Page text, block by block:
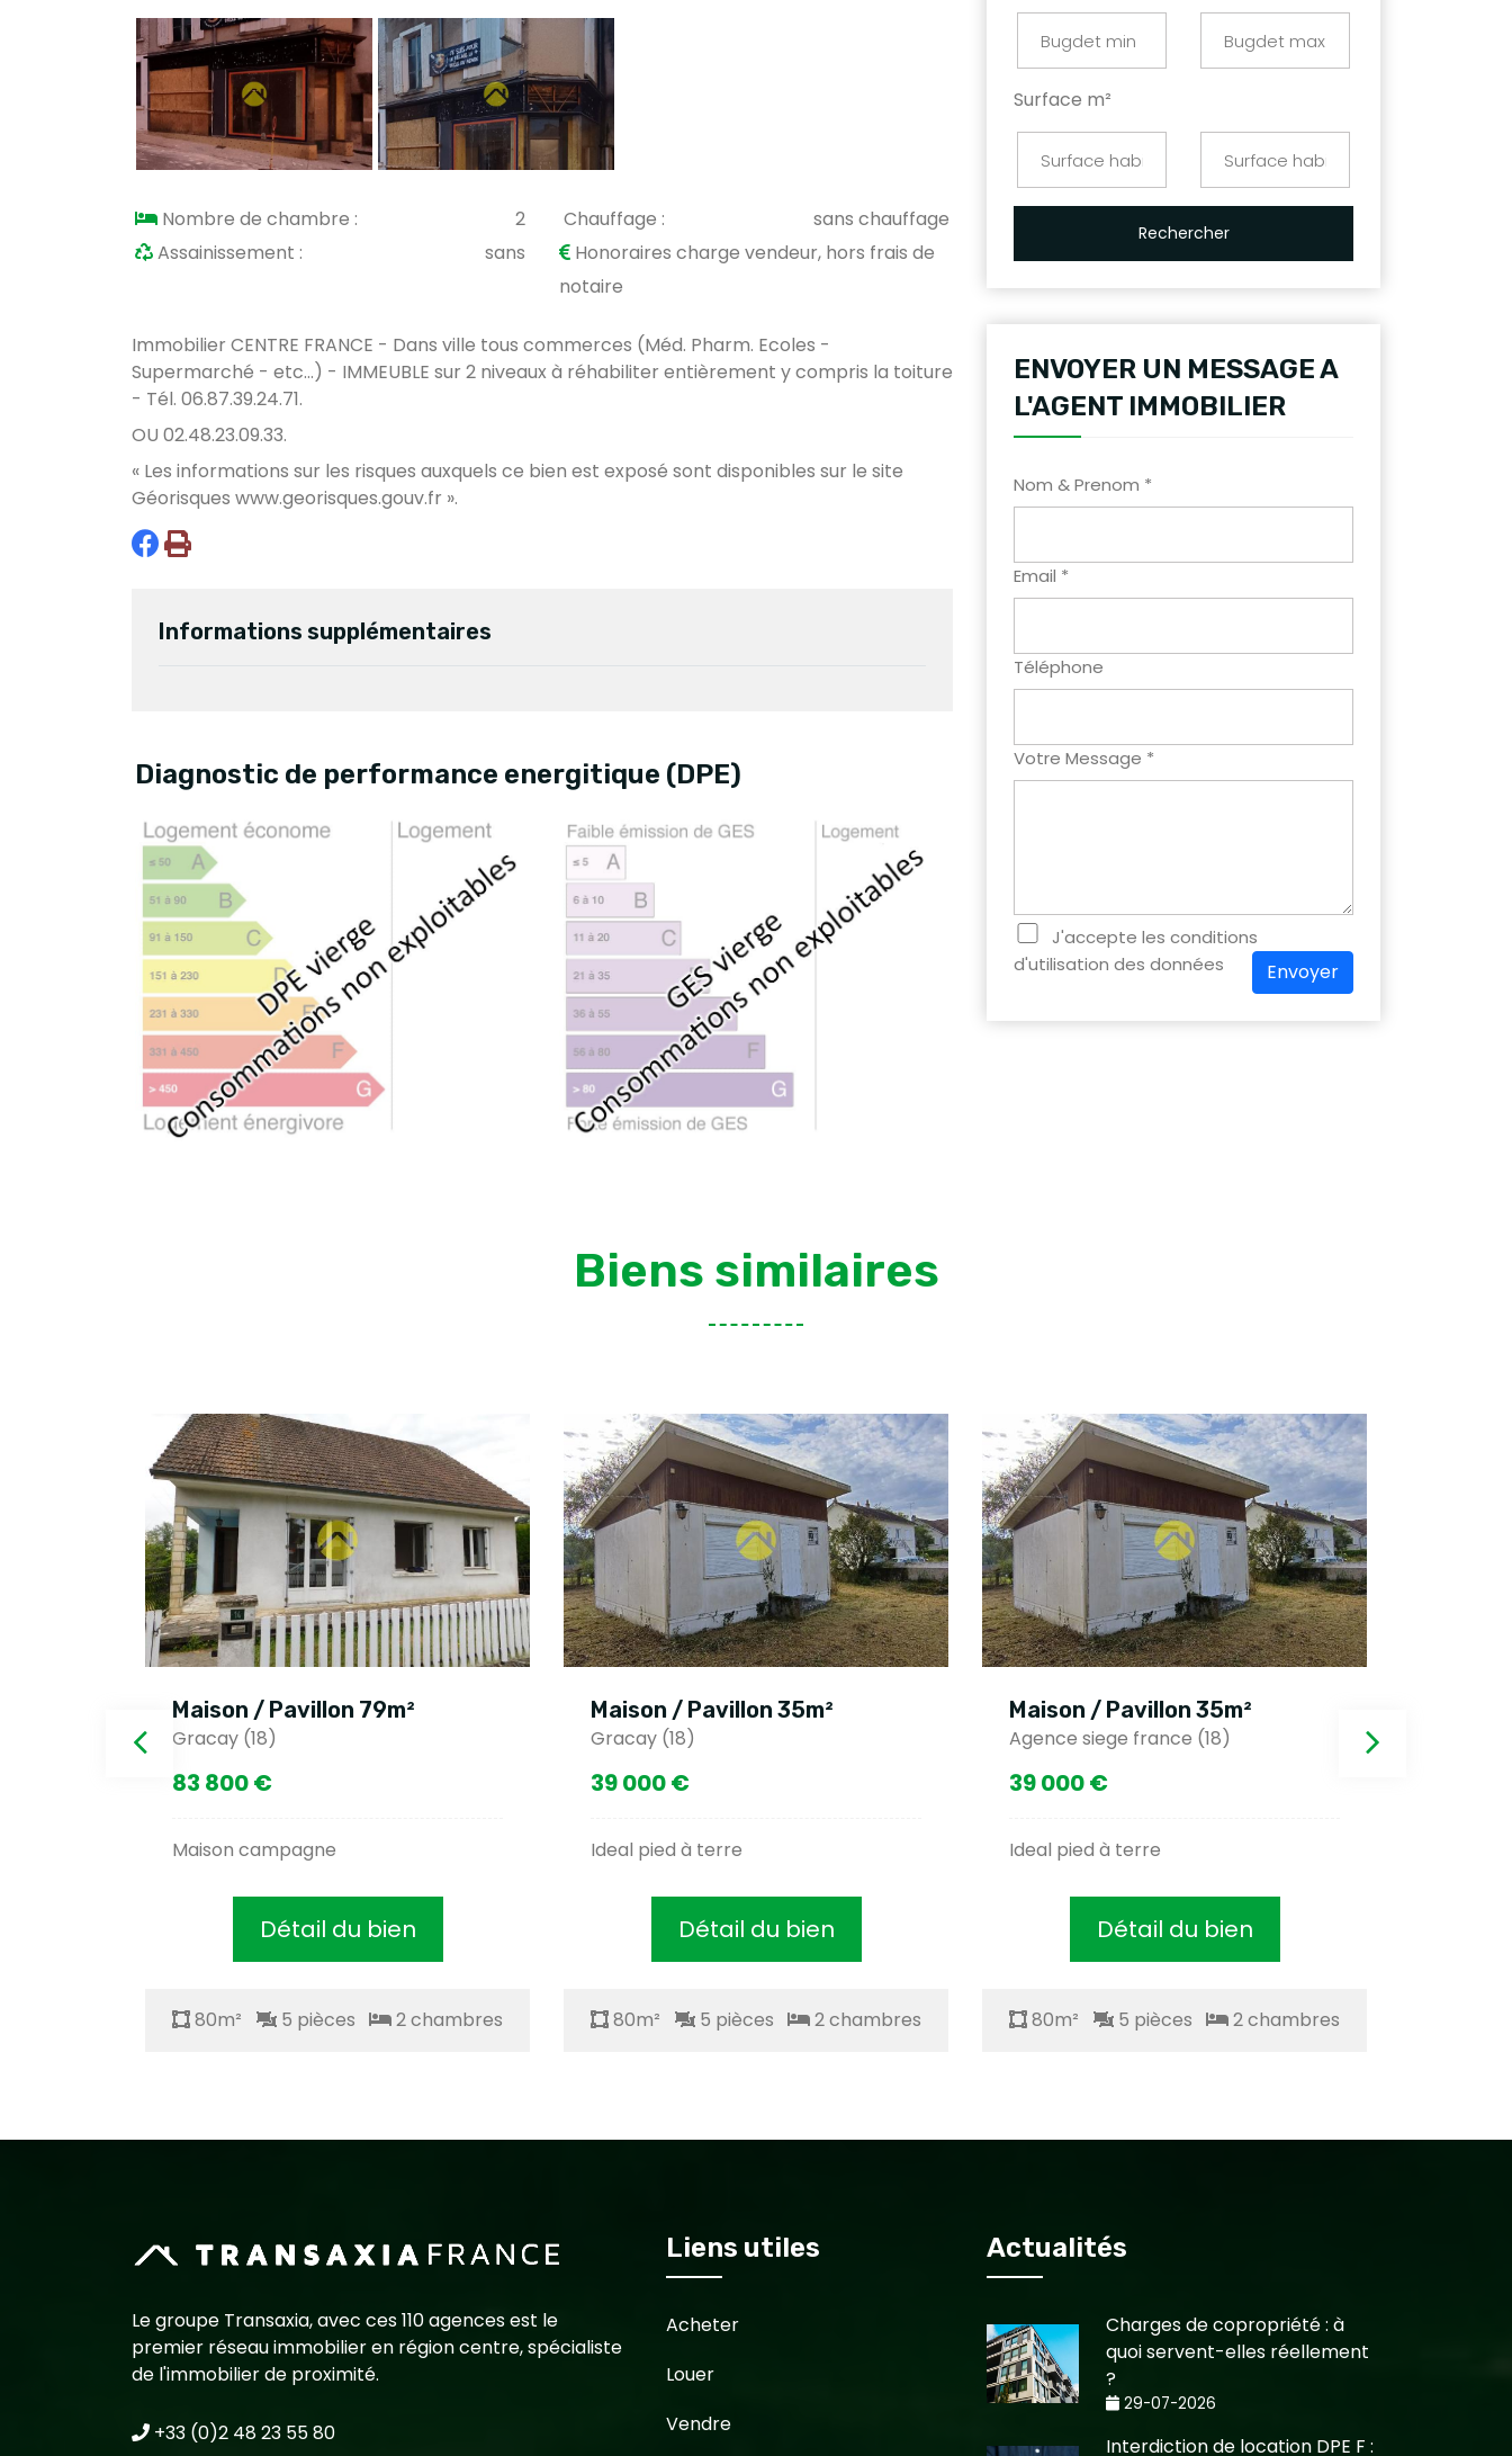
Nombre de chambre : 2 Chauffage :
sans chauffage
Assainissement :
sans
Honoraires charge vendeur, hors frais de
notaire
Immobilier CENTRE FRANCE - Dans ville tous commerces (Méd. Pharm. Ecoles -
Supermarché - etc...) - IMMEUBLE sur 2 niveaux à réhabiliter entièrement y compris la toiture
- Tél. 06.87.39.24.71.
OU 02.48.23.09.33.
« Les informations sur les risques auxquels ce bien est exposé sont disponibles sur le site
Géorisques www.georisques.gouv.fr ».
Informations supplémentaires
Diagnostic de performance energitique (DPE)
Surface m²
Rechercher
ENVOYER UN MESSAGE A
L'AGENT IMMOBILIER
Nom & Prenom *
Email *
Téléphone
Votre Message *
J'accepte les conditions
d'utilisation des données
Envoyer
Biens similaires
Maison / Pavillon 79m²
Gracay (18)
83 800 €
Maison campagne
Détail du bien
80m² 5 pièces 2 chambres
Maison / Pavillon 35m²
Gracay (18)
39 000 €
Ideal pied à terre
Détail du bien
80m² 5 pièces 2 chambres
Maison / Pavillon 35m²
Agence siege france (18)
39 000 €
Ideal pied à terre
Détail du bien
80m² 5 pièces 2 chambres
Le groupe Transaxia, avec ces 110 agences est le
premier réseau immobilier en région centre, spécialiste
de l'immobilier de proximité.
+33 (0)2 48 23 55 80
Liens utiles
Acheter
Louer
Vendre
Actualités
Charges de copropriété : à
quoi servent-elles réellement
?
29-07-2026
Interdiction de location DPE F :